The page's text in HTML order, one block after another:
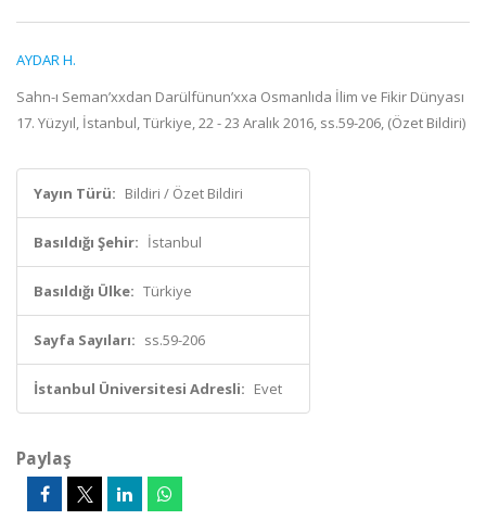
AYDAR H.
Sahn-ı Seman’xxdan Darülfünun’xxa Osmanlıda İlim ve Fikir Dünyası
17. Yüzyıl, İstanbul, Türkiye, 22 - 23 Aralık 2016, ss.59-206, (Özet Bildiri)
Yayın Türü: Bildiri / Özet Bildiri
Basıldığı Şehir: İstanbul
Basıldığı Ülke: Türkiye
Sayfa Sayıları: ss.59-206
İstanbul Üniversitesi Adresli: Evet
Paylaş